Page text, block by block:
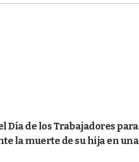
Día de los Trabajadores para
la muerte de su hija en una